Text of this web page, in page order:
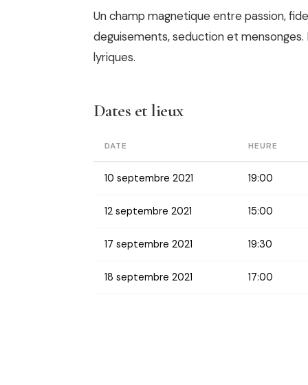
Un champ magnetique entre passion,
deguisements, seduction et
lyriques.
Dates et lieux
DATE HEURE
10 septembre 2021 19:00
12 septembre 2021 15:00
17 septembre 2021 19:30
18 septembre 2021 17:00